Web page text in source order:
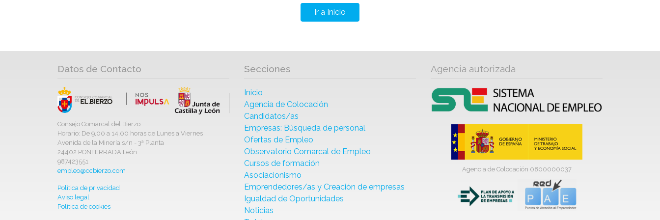
Ir a Inicio
Datos de Contacto
Consejo Comarcal del Bierzo
Horario: De 9,00 a 14,00 horas de Lunes a Viernes
Avenida de la Minería s/n - 3ª Planta
24402 PONFERRADA León
987423551
empleo@ccbierzo.com
Política de privacidad
Aviso legal
Política de cookies
Secciones
Inicio
Agencia de Colocación
Candidatos/as
Empresas: Búsqueda de personal
Ofertas de Empleo
Observatorio Comarcal de Empleo
Cursos de formación
Asociacionismo
Emprendedores/as y Creación de empresas
Igualdad de Oportunidades
Noticias
Agencia autorizada
Agencia de Colocación 0800000037